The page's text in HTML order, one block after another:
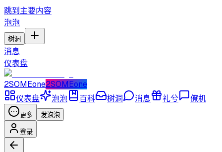
跳到主要内容
泡泡
树洞
消息
仪表盘
2SOMEone2SOMEone
仪表盘
泡泡 百科 树洞 消息 礼兮 僚机
更多 发泡泡
登录